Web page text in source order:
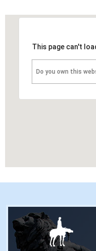
This page can't
Do you own this